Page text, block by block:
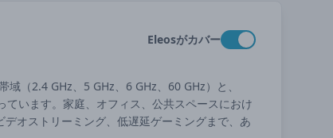
Eleosがカバー
（2.4 GHz、5 GHz、6 GHz、60 GHz）と、
います。家庭、オフィス、公共スペースにおけ
オストリーミング、低遅延ゲーミングまで、あ